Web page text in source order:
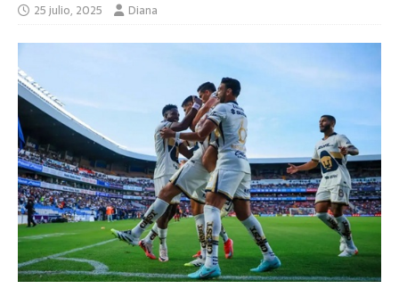
25 julio, 2025 Diana